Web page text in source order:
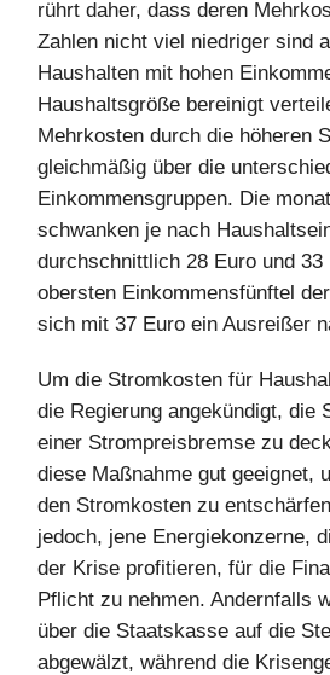
rührt daher, dass deren
Zahlen nicht viel niedriger sind
Haushalten mit hohen
Haushaltsgröße bereinigt
Mehrkosten durch die höheren
gleichmäßig über die
Einkommensgruppen. Die
schwanken je nach
durchschnittlich 28 Euro und 33
obersten Einkommensfünftel
sich mit 37 Euro ein Ausreißer
Um die Stromkosten für
die Regierung angekündigt, die
einer Strompreisbremse zu
diese Maßnahme gut geeignet,
den Stromkosten zu
jedoch, jene Energiekonzerne,
der Krise profitieren, für die
Pflicht zu nehmen. Andernfalls
über die Staatskasse auf die
abgewälzt, während die